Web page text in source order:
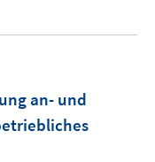
an- und